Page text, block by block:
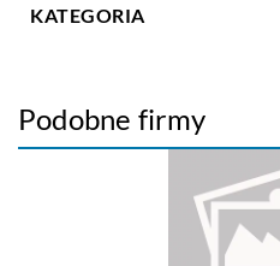
KATEGORIA
Podobne firmy